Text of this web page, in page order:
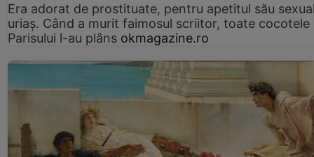
Era adorat de prostituate, pentru apetitul său
uriaș. Când a murit faimosul scriitor, toate cocotele
Parisului l-au plâns okmagazine.ro